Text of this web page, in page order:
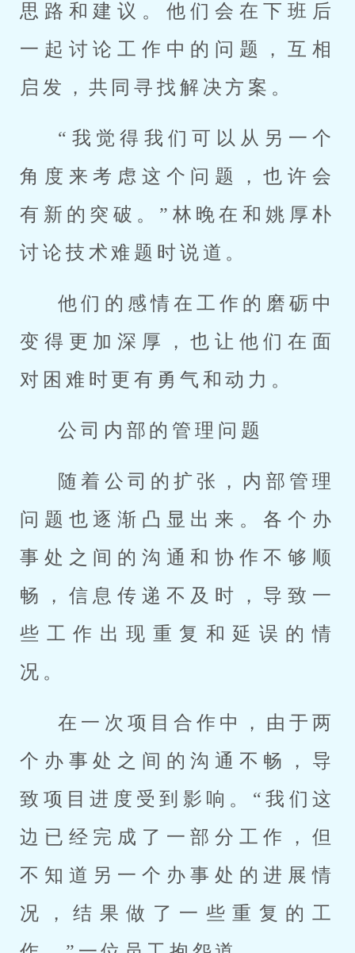
思路和建议。他们会在下班后
一起讨论工作中的问题，互相
启发，共同寻找解决方案。
“我觉得我们可以从另一个
角度来考虑这个问题，也许会
有新的突破。”林晚在和姚厚朴
讨论技术难题时说道。
他们的感情在工作的磨砺中
变得更加深厚，也让他们在面
对困难时更有勇气和动力。
公司内部的管理问题
随着公司的扩张，内部管理
问题也逐渐凸显出来。各个办
事处之间的沟通和协作不够顺
畅，信息传递不及时，导致一
些工作出现重复和延误的情
况。
在一次项目合作中，由于两
个办事处之间的沟通不畅，导
致项目进度受到影响。“我们这
边已经完成了一部分工作，但
不知道另一个办事处的进展情
况，结果做了一些重复的工